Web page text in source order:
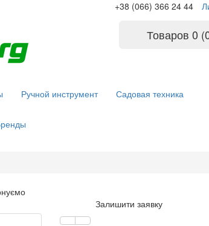
+38 (066) 366 24 44
Товаров 0
Ручной инструмент Садовая техника
Залишити заявку